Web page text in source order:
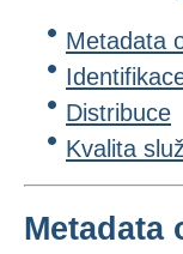
Metadata
Distribuce
Kvalita
Metadata